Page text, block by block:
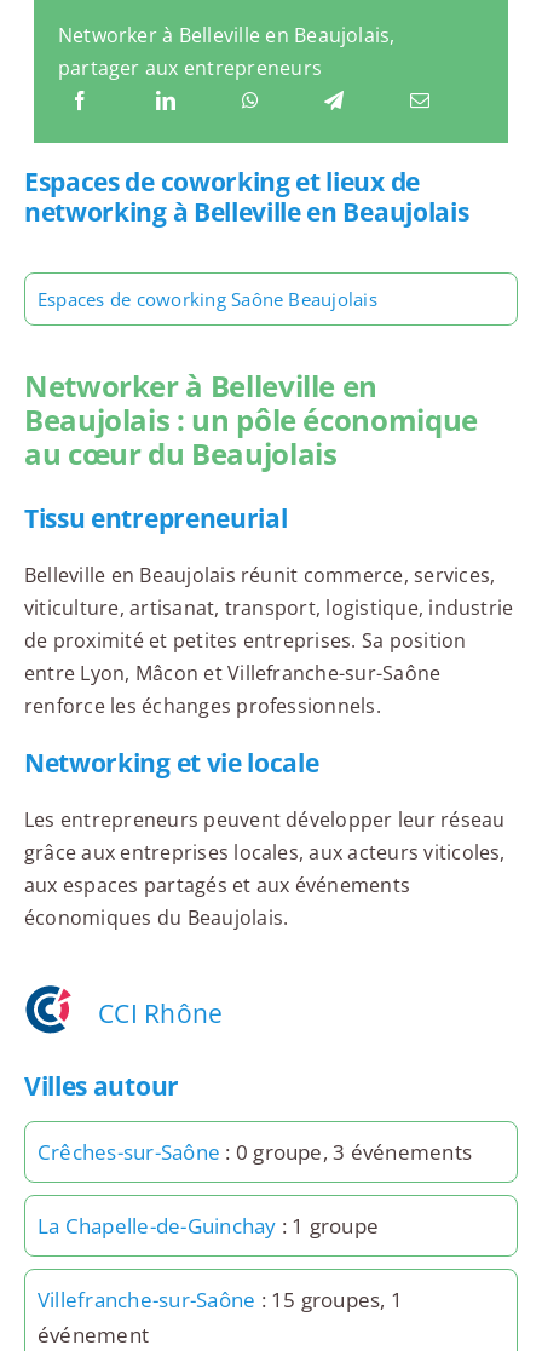
Networker à Belleville en Beaujolais,
partager aux entrepreneurs
Espaces de coworking et lieux de
networking à Belleville en Beaujolais
Espaces de coworking Saône Beaujolais
Networker à Belleville en
Beaujolais : un pôle économique
au cœur du Beaujolais
Tissu entrepreneurial
Belleville en Beaujolais réunit commerce, services,
viticulture, artisanat, transport, logistique, industrie
de proximité et petites entreprises. Sa position
entre Lyon, Mâcon et Villefranche-sur-Saône
renforce les échanges professionnels.
Networking et vie locale
Les entrepreneurs peuvent développer leur réseau
grâce aux entreprises locales, aux acteurs viticoles,
aux espaces partagés et aux événements
économiques du Beaujolais.
CCI Rhône
Villes autour
Crêches-sur-Saône : 0 groupe, 3 événements
La Chapelle-de-Guinchay : 1 groupe
Villefranche-sur-Saône : 15 groupes, 1
événement